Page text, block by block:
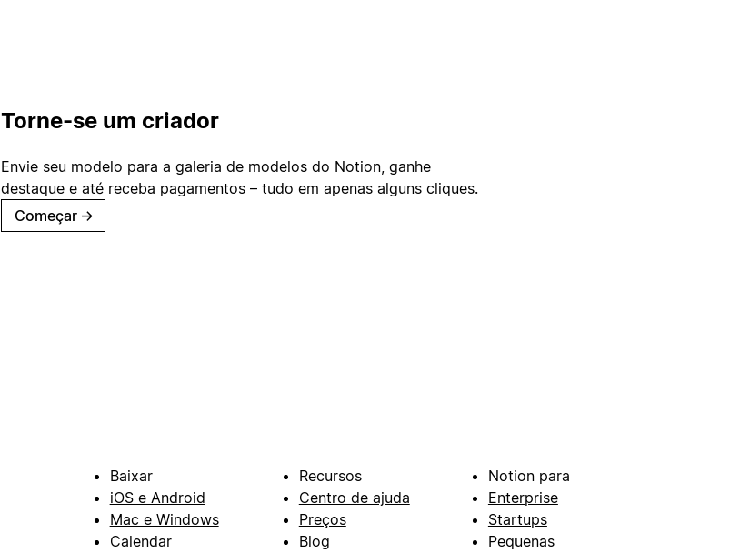
Torne-se um criador
Envie seu modelo para a galeria de modelos do Notion, ganhe
destaque e até receba pagamentos – tudo em apenas alguns cliques.
Começar →
Baixar
iOS e Android
Mac e Windows
Calendar
Recursos
Centro de ajuda
Preços
Blog
Notion para
Enterprise
Startups
Pequenas